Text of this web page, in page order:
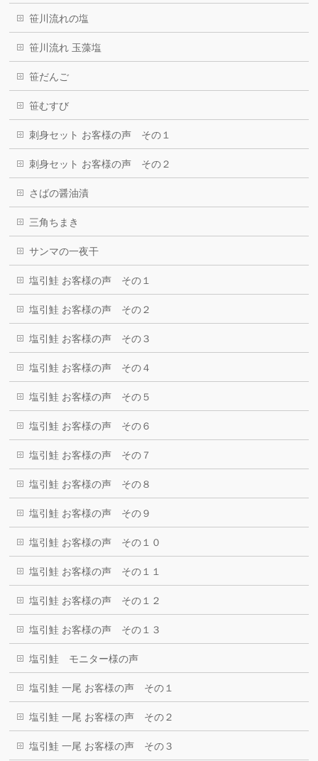
笹川流れの塩
笹川流れ 玉藻塩
笹だんご
笹むすび
刺身セット お客様の声 その１
刺身セット お客様の声 その２
さばの醤油漬
三角ちまき
サンマの一夜干
塩引鮭 お客様の声 その１
塩引鮭 お客様の声 その２
塩引鮭 お客様の声 その３
塩引鮭 お客様の声 その４
塩引鮭 お客様の声 その５
塩引鮭 お客様の声 その６
塩引鮭 お客様の声 その７
塩引鮭 お客様の声 その８
塩引鮭 お客様の声 その９
塩引鮭 お客様の声 その１０
塩引鮭 お客様の声 その１１
塩引鮭 お客様の声 その１２
塩引鮭 お客様の声 その１３
塩引鮭 モニター様の声
塩引鮭 一尾 お客様の声 その１
塩引鮭 一尾 お客様の声 その２
塩引鮭 一尾 お客様の声 その３